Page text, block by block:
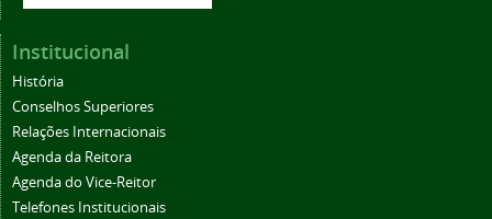
Institucional
História
Conselhos Superiores
Relações Internacionais
Agenda da Reitora
Agenda do Vice-Reitor
Telefones Institucionais